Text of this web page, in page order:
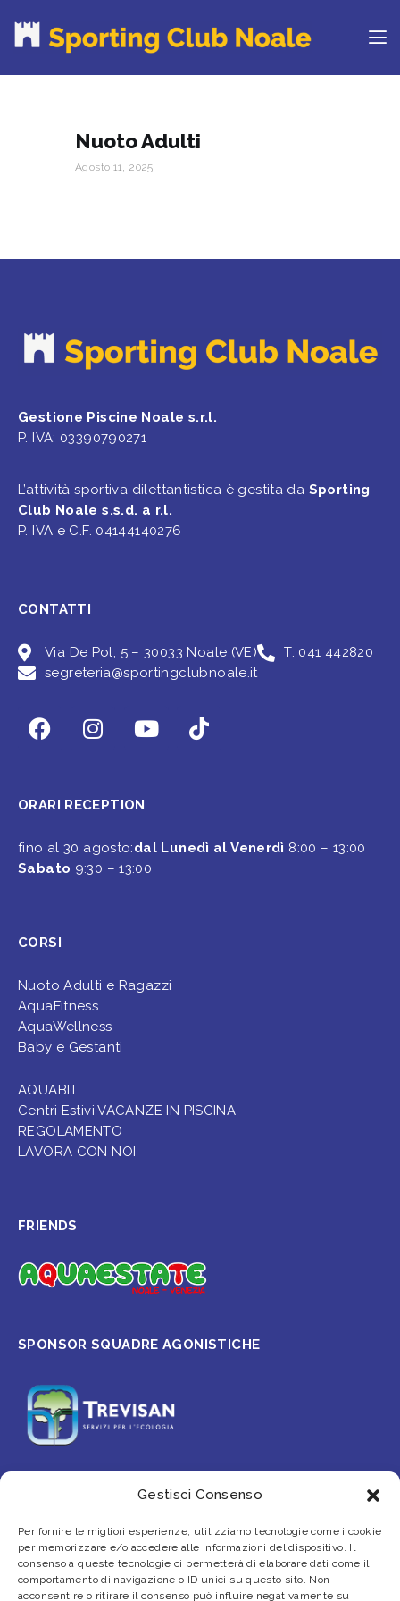
Gestisci Consenso
Per fornire le migliori esperienze, utilizziamo tecnologie come i cookie
per memorizzare e/o accedere alle informazioni del dispositivo. Il
consenso a queste tecnologie ci permetterà di elaborare dati come il
comportamento di navigazione o ID unici su questo sito. Non
acconsentire o ritirare il consenso può influire negativamente su
CONTATTI
Nuoto Adulti
Agosto 11, 2025
Gestione Piscine Noale s.r.l.
P. IVA: 03390790271
L’attività sportiva dilettantistica è gestita da Sporting
Club Noale s.s.d. a r.l.
P. IVA e C.F. 04144140276
CONTATTI
Via De Pol, 5 – 30033 Noale (VE)
T. 041 442820
segreteria@sportingclubnoale.it
ORARI RECEPTION
fino al 30 agosto:dal Lunedì al Venerdì 8:00 – 13:00
Sabato 9:30 – 13:00
CORSI
Nuoto Adulti e Ragazzi
AquaFitness
AquaWellness
Baby e Gestanti
AQUABIT
Centri Estivi VACANZE IN PISCINA
REGOLAMENTO
LAVORA CON NOI
FRIENDS
SPONSOR SQUADRE AGONISTICHE